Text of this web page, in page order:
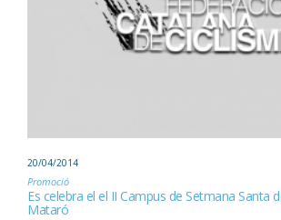
20/04/2014
Promoció
Es celebra el el II Campus de Setmana Santa
Mataró